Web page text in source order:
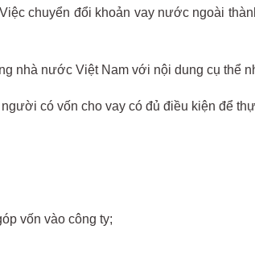
chuyển đổi khoản vay nước ngoài
nhà nước Việt Nam với nội dung cụ thể
có vốn cho vay có đủ điều kiện để
vốn vào công ty;